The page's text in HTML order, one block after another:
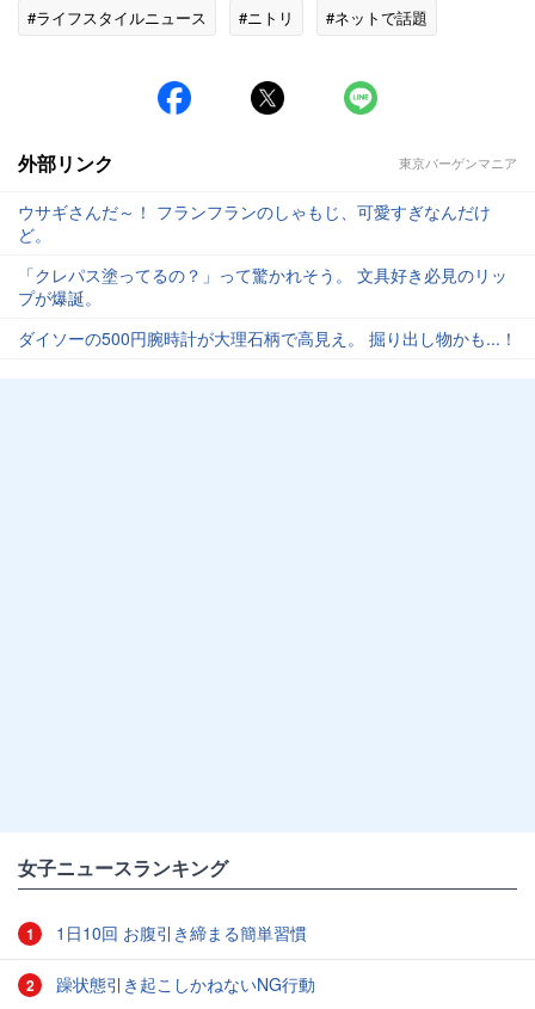
#ライフスタイルニュース #ニトリ #ネットで話題
外部リンク 東京バーゲンマニア
ウサギさんだ～！ フランフランのしゃもじ、可愛すぎなんだけ
ど。
「クレパス塗ってるの？」って驚かれそう。 文具好き必見のリッ
プが爆誕。
ダイソーの500円腕時計が大理石柄で高見え。 掘り出し物かも...！
女子ニュースランキング
1 1日10回 お腹引き締まる簡単習慣
2 躁状態引き起こしかねないNG行動